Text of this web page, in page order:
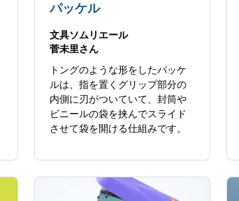
パッケル
文具ソムリエール
菅未里さん
トングのような形をしたパッケ
ルは、指を置くグリップ部分の
内側に刃がついていて、封筒や
ビニールの袋を挟んでスライド
させて袋を開ける仕組みです。